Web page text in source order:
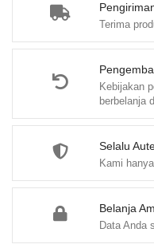
Terima
Kebijakan
berbelanja
Selalu
Kami
Belanja
Data Anda